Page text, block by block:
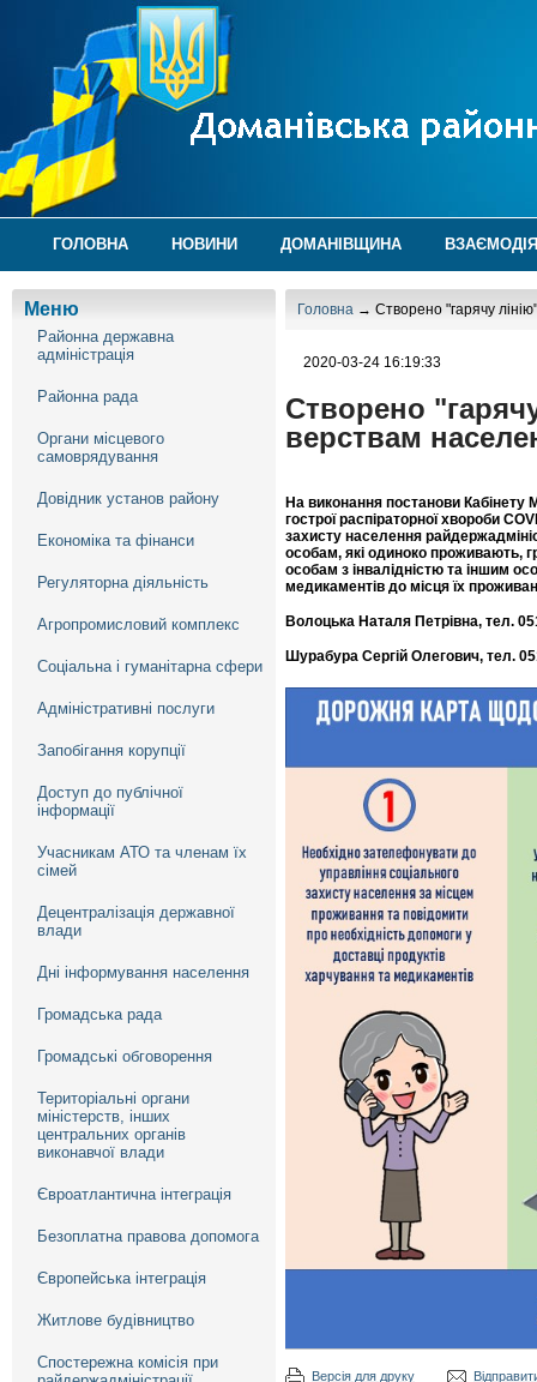
ГОЛОВНА НОВИНИ ДОМАНІВЩИНА
Меню
Районна державна
адміністрація
Районна рада
Органи місцевого
самоврядування
Довідник установ району
Економіка та фінанси
Регуляторна діяльність
Агропромисловий комплекс
Соціальна і гуманітарна сфери
Адміністративні послуги
Запобігання корупції
Доступ до публічної
інформації
Учасникам АТО та членам їх
сімей
Децентралізація державної
влади
Дні інформування населення
Громадська рада
Громадські обговорення
Територіальні органи
міністерств, інших
центральних органів
виконавчої влади
Євроатлантична інтеграція
Безоплатна правова допомога
Європейська інтеграція
Житлове будівництво
Спостережна комісія при
Головна → Створено "гарячу
2020-03-24 16:19:33
Створено
верствам
На виконання постанови Кабінету
гострої распіраторної хвороби
захисту населення
особам, які одиноко проживають,
особам з інвалідністю та іншим
медикаментів до місця їх
Волоцька Наталя Петрівна, тел.
Шурабура Сергій Олегович, тел.
Версія для друку